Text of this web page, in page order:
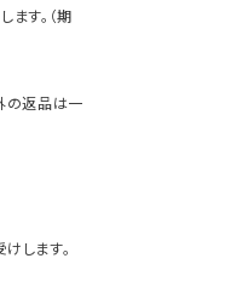
す。（期
の返品は一
します。